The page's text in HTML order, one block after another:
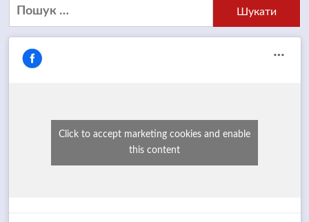
Пошук:
Click to accept marketing cookies and enable
this content